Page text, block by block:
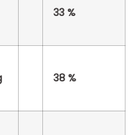
33 %
38 %